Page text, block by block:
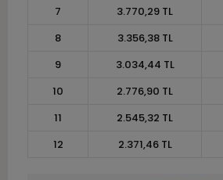
7
3.770,29 TL
8
3.356,38 TL
9
3.034,44 TL
10
2.776,90 TL
11
2.545,32 TL
12
2.371,46 TL